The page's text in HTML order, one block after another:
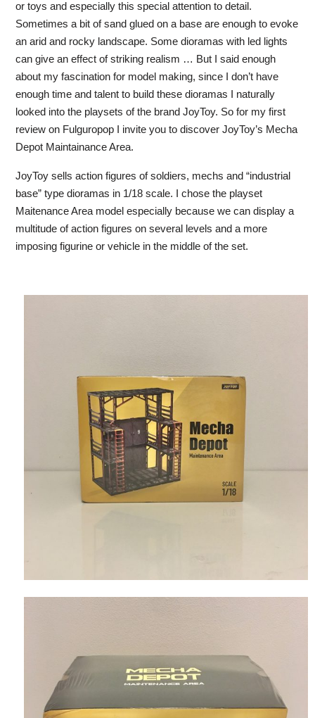
or toys and especially this special attention to detail.
Sometimes a bit of sand glued on a base are enough to evoke
an arid and rocky landscape. Some dioramas with led lights
can give an effect of striking realism … But I said enough
about my fascination for model making, since I don’t have
enough time and talent to build these dioramas I naturally
looked into the playsets of the brand JoyToy. So for my first
review on Fulguropop I invite you to discover JoyToy’s Mecha
Depot Maintainance Area.
JoyToy sells action figures of soldiers, mechs and “industrial
base” type dioramas in 1/18 scale. I chose the playset
Maitenance Area model especially because we can display a
multitude of action figures on several levels and a more
imposing figurine or vehicle in the middle of the set.